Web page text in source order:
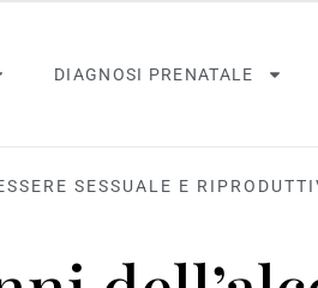
DIAGNOSI PRENATALE
SESSUALE E